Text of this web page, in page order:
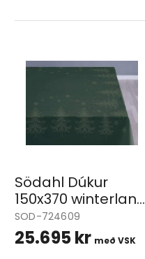
Södahl Dúkur
150x370 winterland
deep green
SOD-724609
25.695 kr með VSK